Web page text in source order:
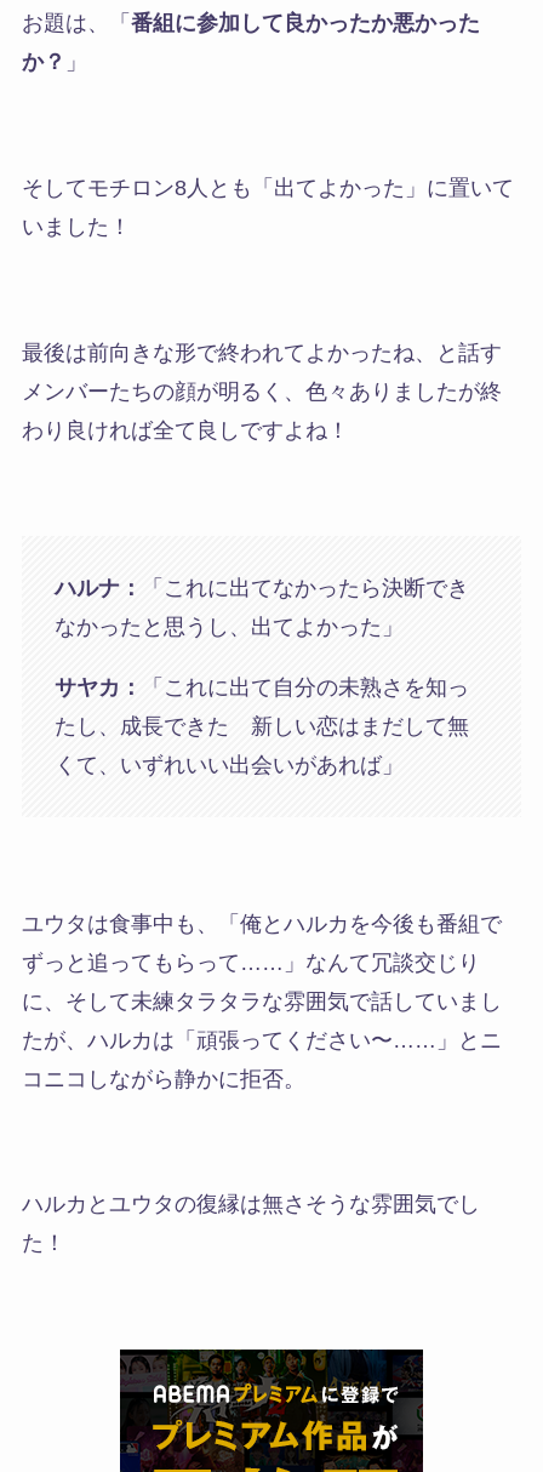
お題は、 「 番組に参加して良かったか悪かった
か？ 」
そしてモチロン8人とも「出てよかった」に置いて
いました！
最後は前向きな形で終われてよかったね、と話す
メンバーたちの顔が明るく、色々ありましたが終
わり良ければ全て良しですよね！
ハルナ：
「これに出てなかったら決断でき
なかったと思うし、出てよかった」
サヤカ：
「これに出て自分の未熟さを知っ
たし、成長できた 新しい恋はまだして無
くて、いずれいい出会いがあれば」
ユウタは食事中も、「俺とハルカを今後も番組で
ずっと追ってもらって……」なんて冗談交じり
に、そして未練タラタラな雰囲気で話していまし
たが、ハルカは「頑張ってください〜……」とニ
コニコしながら静かに拒否。
ハルカとユウタの復縁は無さそうな雰囲気でし
た！